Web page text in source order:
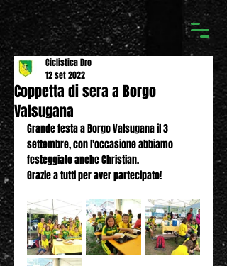
Coppetta di sera a Borgo
Valsugana
Ciclistica Dro
12 set 2022
Grande festa a Borgo Valsugana il 3
settembre, con l'occasione abbiamo
festeggiato anche Christian.
Grazie a tutti per aver partecipato!